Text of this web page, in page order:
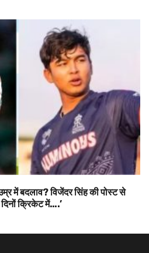
में बदलाव? विजेंदर सिंह की पोस्ट से
क्रिकेट में….’